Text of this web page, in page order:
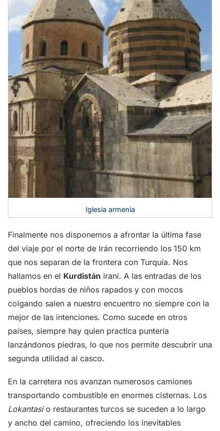
Iglesia armenia
Finalmente nos disponemos a afrontar la última fase
del viaje por el norte de Irán recorriendo los 150 km
que nos separan de la frontera con Turquía. Nos
hallamos en el Kurdistán iraní. A las entradas de los
pueblos hordas de niños rapados y con mocos
colgando salen a nuestro encuentro no siempre con la
mejor de las intenciones. Como sucede en otros
países, siempre hay quien practica puntería
lanzándonos piedras, lo que nos permite descubrir una
segunda utilidad al casco.
En la carretera nos avanzan numerosos camiones
transportando combustible en enormes cisternas. Los
Lokantasio restaurantes turcos se suceden a lo largo
y ancho del camino, ofreciendo los inevitables